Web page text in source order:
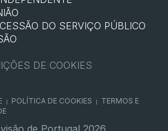
DO SERVIÇO PÚBLICO
DE COOKIES
POLÍTICA DE COOKIES
TERMOS E